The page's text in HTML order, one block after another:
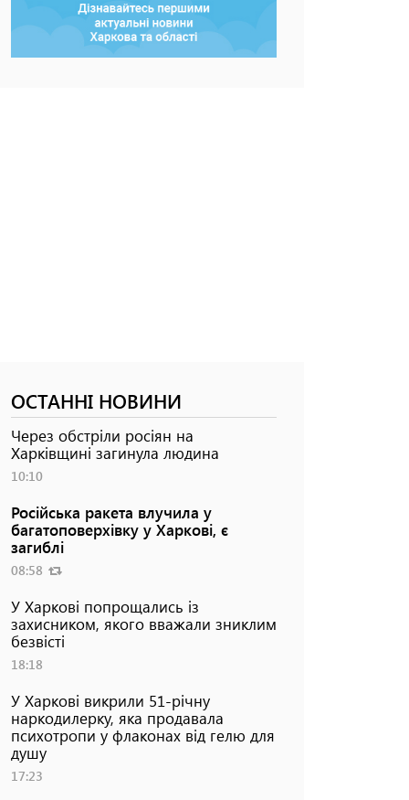
ОСТАННІ НОВИНИ
Через обстріли росіян на
Харківщині загинула людина
10:10
Російська ракета влучила у
багатоповерхівку у Харкові, є
загиблі
08:58
У Харкові попрощались із
захисником, якого вважали зниклим
безвісті
18:18
У Харкові викрили 51-річну
наркодилерку, яка продавала
психотропи у флаконах від гелю для
душу
17:23